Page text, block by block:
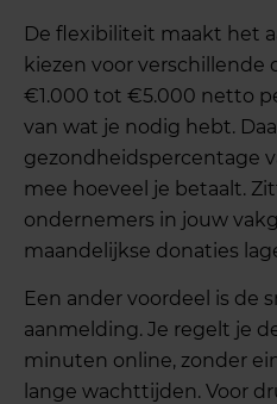
De flexibiliteit maakt het
kiezen voor verschillende
€1.000 tot €5.000 netto
van wat je nodig hebt.
gezondheidspercentage
mee hoeveel je betaalt.
ondernemers in jouw
maandelijkse donaties
Een ander voordeel is de
aanmelding. Je regelt je
minuten online, zonder
lange wachttijden. Voor